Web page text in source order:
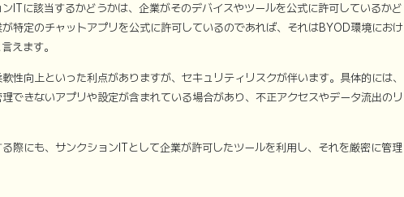
ITに該当するかどうかは、企業がそのデバイスやツールを公式に許可しているかど
特定のチャットアプリを公式に許可しているのであれば、それはBYOD環境におけ
えます。
性向上といった利点がありますが、セキュリティリスクが伴います。具体的には、
できないアプリや設定が含まれている場合があり、不正アクセスやデータ流出のリ
際にも、サンクションITとして企業が許可したツールを利用し、それを厳密に管理